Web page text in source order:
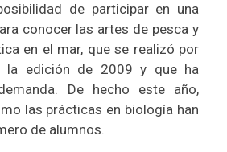
de participar en una
conocer las artes de pesca y
en el mar, que se realizó por
edición de 2009 y que ha
De hecho este año,
las prácticas en biología han
de alumnos.